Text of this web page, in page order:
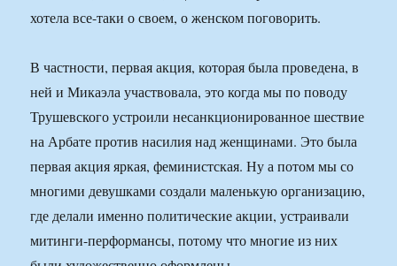
хотела все-таки о своем, о женском поговорить.
В частности, первая акция, которая была проведена, в
ней и Микаэла участвовала, это когда мы по поводу
Трушевского устроили несанкционированное шествие
на Арбате против насилия над женщинами. Это была
первая акция яркая, феминистская. Ну а потом мы со
многими девушками создали маленькую организацию,
где делали именно политические акции, устраивали
митинги-перформансы, потому что многие из них